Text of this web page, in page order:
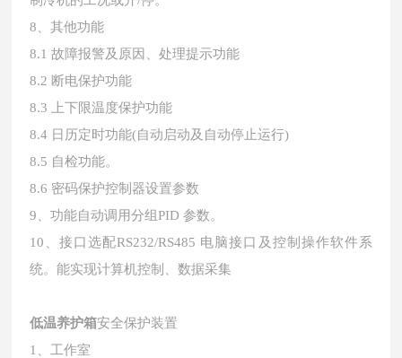
8、其他功能
8.1 故障报警及原因、处理提示功能
8.2 断电保护功能
8.3 上下限温度保护功能
8.4 日历定时功能(自动启动及自动停止运行)
8.5 自检功能。
8.6 密码保护控制器设置参数
9、功能自动调用分组PID 参数。
10、接口选配RS232/RS485 电脑接口及控制操作软件系
统。能实现计算机控制、数据采集
低温养护箱安全保护装置
1、工作室